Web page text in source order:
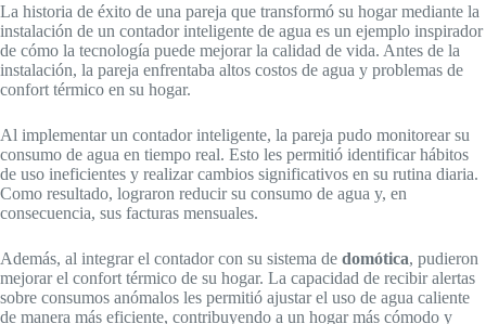
La historia de éxito de una pareja que transformó su hogar mediante la
instalación de un contador inteligente de agua es un ejemplo inspirador
de cómo la tecnología puede mejorar la calidad de vida. Antes de la
instalación, la pareja enfrentaba altos costos de agua y problemas de
confort térmico en su hogar.
Al implementar un contador inteligente, la pareja pudo monitorear su
consumo de agua en tiempo real. Esto les permitió identificar hábitos
de uso ineficientes y realizar cambios significativos en su rutina diaria.
Como resultado, lograron reducir su consumo de agua y, en
consecuencia, sus facturas mensuales.
Además, al integrar el contador con su sistema de domótica, pudieron
mejorar el confort térmico de su hogar. La capacidad de recibir alertas
sobre consumos anómalos les permitió ajustar el uso de agua caliente
de manera más eficiente, contribuyendo a un hogar más cómodo y